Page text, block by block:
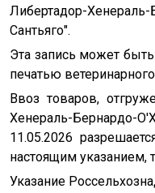
Либертадор-
Сантьяго".
Эта запись может
печатью
Ввоз товаров,
Хенераль-Бернардо-
11.05.2026
настоящим указанием,
Указание